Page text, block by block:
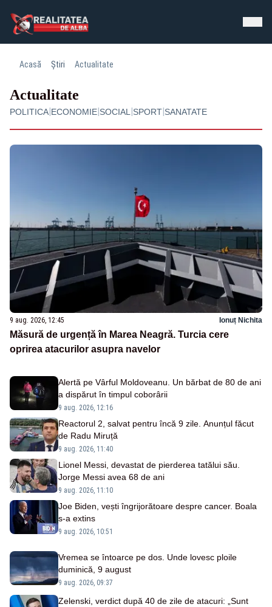
Acasă Știri Actualitate
Actualitate
POLITICA|ECONOMIE|SOCIAL |SPORT|SANATATE
9 aug. 2026, 12:45 Ionuț Nichita
Măsură de urgență în Marea Neagră. Turcia cere
oprirea atacurilor asupra navelor
Alertă pe Vârful Moldoveanu. Un bărbat de 80 de ani
a dispărut în timpul coborârii
9 aug. 2026, 12:16
Reactorul 2, salvat pentru încă 9 zile. Anunțul făcut
de Radu Miruță
9 aug. 2026, 11:40
Lionel Messi, devastat de pierderea tatălui său.
Jorge Messi avea 68 de ani
9 aug. 2026, 11:10
Joe Biden, vești îngrijorătoare despre cancer. Boala
s-a extins
9 aug. 2026, 10:51
Vremea se întoarce pe dos. Unde lovesc ploile
duminică, 9 august
9 aug. 2026, 09:37
Zelenski, verdict după 40 de zile de atacuri: „Sunt